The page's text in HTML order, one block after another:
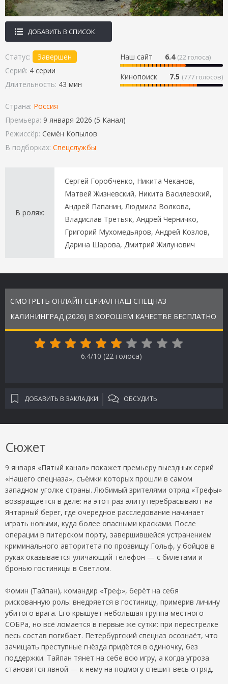
ДОБАВИТЬ В СПИСОК
Наш сайт 6.4 (22 голоса)
Кинопоиск 7.5 (777 голосов)
Статус:
Завершен
Серий: 4 серии
Длительность: 43 мин
Страна: Россия
Премьера: 9 января 2026 (5 Канал)
Режиссёр: Семён Копылов
В подборках: Спецслужбы
В ролях:
Сергей Горобченко, Никита Чеканов,
Матвей Жизневский, Никита Василевский,
Андрей Папанин, Людмила Волкова,
Владислав Третьяк, Андрей Черничко,
Григорий Мухомедьяров, Андрей Козлов,
Дарина Шарова, Дмитрий Жилунович
СМОТРЕТЬ ОНЛАЙН СЕРИАЛ НАШ СПЕЦНАЗ
КАЛИНИНГРАД (2026) В ХОРОШЕМ КАЧЕСТВЕ БЕСПЛАТНО
6.4/10 (22 голоса)
ДОБАВИТЬ В ЗАКЛАДКИ ОБСУДИТЬ
Сюжет
9 января «Пятый канал» покажет премьеру выездных серий
«Нашего спецназа», съёмки которых прошли в самом
западном уголке страны. Любимый зрителями отряд «Трефы»
возвращается в деле: на этот раз элиту перебрасывают на
Янтарный берег, где очередное расследование начинает
играть новыми, куда более опасными красками. После
операции в питерском порту, завершившейся устранением
криминального авторитета по прозвищу Гольф, у бойцов в
руках оказывается уличающий телефон — с билетами и
бронью гостиницы в Светлом.
Фомин (Тайпан), командир «Треф», берёт на себя
рискованную роль: внедряется в гостиницу, примерив личину
убитого врага. Его крышует небольшая группа местного
СОБРа, но всё ломается в первые же сутки: при перестрелке
весь состав погибает. Петербургский спецназ осознаёт, что
зачищать преступные гнёзда придётся в одиночку, без
поддержки. Тайпан тянет на себе всю игру, а когда угроза
становится явной — к нему на подмогу спешит весь отряд.